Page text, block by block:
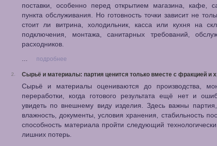
поставки, особенно перед открытием магазина, кафе,
пункта обслуживания. Но готовность точки зависит не
стоит ли витрина, холодильник, касса или кухня на
подключения, монтажа, санитарных требований,
расходников.
...
подробнее
2. Сырьё и материалы: партия ценится только вместе с фракцией и
Сырьё и материалы оцениваются до производства,
переработки, когда готового результата ещё нет и
увидеть по внешнему виду изделия. Здесь важны
влажность, документы, условия хранения, стабильность
способность материала пройти следующий
лишних потерь.